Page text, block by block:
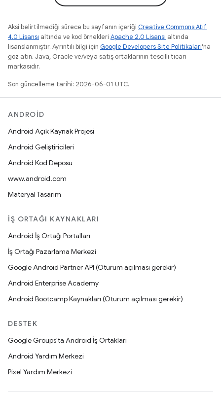
Aksi belirtilmediği sürece bu sayfanın içeriği Creative Commons Atıf
4.0 Lisansı altında ve kod örnekleri Apache 2.0 Lisansı altında
lisanslanmıştır. Ayrıntılı bilgi için Google Developers Site Politikaları'na
göz atın. Java, Oracle ve/veya satış ortaklarının tescilli ticari
markasıdır.
Son güncelleme tarihi: 2026-06-01 UTC.
ANDROID
Android Açık Kaynak Projesi
Android Geliştiricileri
Android Kod Deposu
www.android.com
Materyal Tasarım
İŞ ORTAĞI KAYNAKLARI
Android İş Ortağı Portalları
İş Ortağı Pazarlama Merkezi
Google Android Partner API (Oturum açılması gerekir)
Android Enterprise Academy
Android Bootcamp Kaynakları (Oturum açılması gerekir)
DESTEK
Google Groups'ta Android İş Ortakları
Android Yardım Merkezi
Pixel Yardım Merkezi